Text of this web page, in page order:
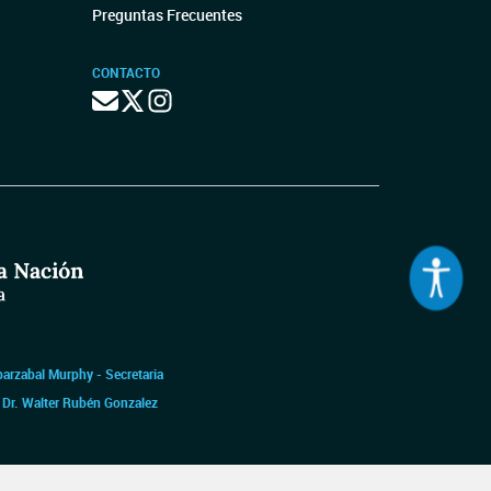
Preguntas Frecuentes
CONTACTO
Murphy - Secretaria
Dr. Walter Rubén Gonzalez